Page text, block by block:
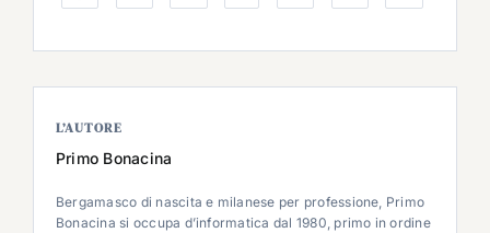
L’AUTORE
Primo Bonacina
Bergamasco di nascita e milanese per professione, Primo
Bonacina si occupa d’informatica dal 1980, primo in ordine